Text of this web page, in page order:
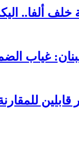
خلف ألفا..
غياب